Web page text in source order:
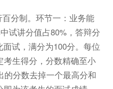
分制。环节一：业务能
试讲分值占80%，答辩分
试，满分为100分。每位
生得分，分数精确至小
的分数去掉一个最高分和